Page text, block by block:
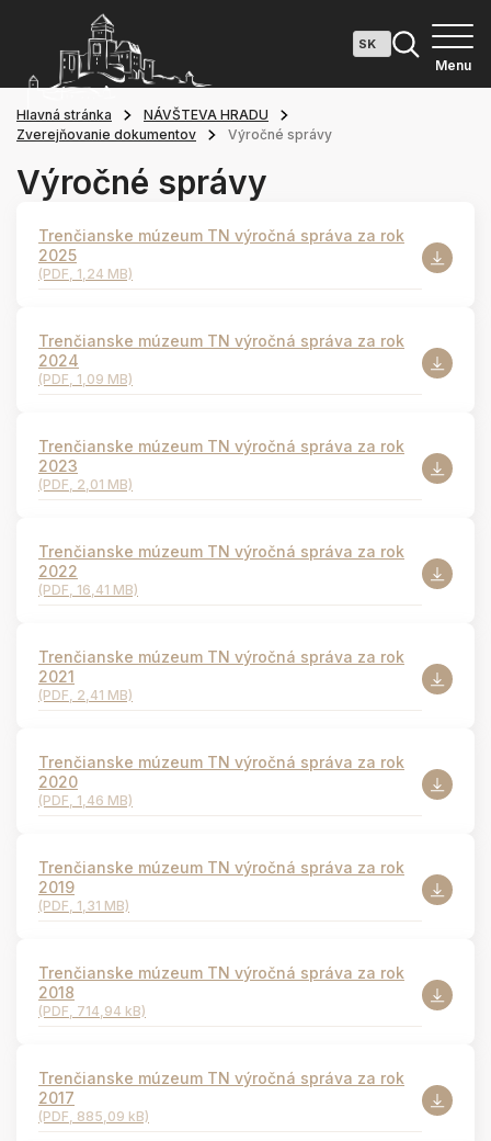
Menu
Hlavná stránka
NÁVŠTEVA HRADU
Zverejňovanie dokumentov
Výročné správy
Výročné správy
Trenčianske múzeum TN výročná správa za rok
2025
(PDF, 1,24 MB)
Trenčianske múzeum TN výročná správa za rok
2024
(PDF, 1,09 MB)
Trenčianske múzeum TN výročná správa za rok
2023
(PDF, 2,01 MB)
Trenčianske múzeum TN výročná správa za rok
2022
(PDF, 16,41 MB)
Trenčianske múzeum TN výročná správa za rok
2021
(PDF, 2,41 MB)
Trenčianske múzeum TN výročná správa za rok
2020
(PDF, 1,46 MB)
Trenčianske múzeum TN výročná správa za rok
2019
(PDF, 1,31 MB)
Trenčianske múzeum TN výročná správa za rok
2018
(PDF, 714,94 kB)
Trenčianske múzeum TN výročná správa za rok
2017
(PDF, 885,09 kB)